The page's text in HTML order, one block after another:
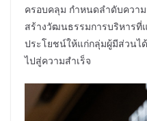
ครอบคลุม กำหนดลำดับควา
สร้างวัฒนธรรมการบริหารที่
ประโยชน์ให้แก่กลุ่มผู้มีส่วนไ
ไปสู่ความสำเร็จ